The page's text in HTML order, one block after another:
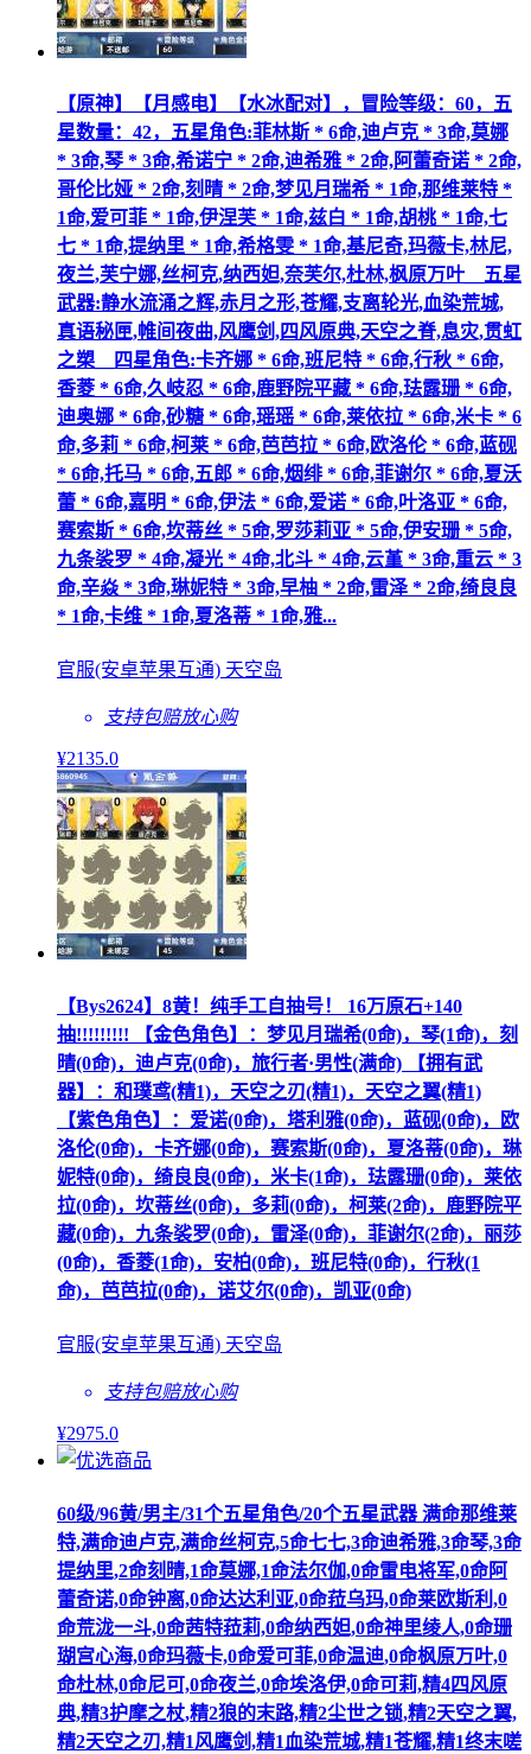
【原神】【月感电】【水冰配对】，冒险等级：60，五
星数量：42，五星角色:菲林斯 * 6命,迪卢克 * 3命,莫娜
* 3命,琴 * 3命,希诺宁 * 2命,迪希雅 * 2命,阿蕾奇诺 * 2命,
哥伦比娅 * 2命,刻晴 * 2命,梦见月瑞希 * 1命,那维莱特 *
1命,爱可菲 * 1命,伊涅芙 * 1命,兹白 * 1命,胡桃 * 1命,七
七 * 1命,提纳里 * 1命,希格雯 * 1命,基尼奇,玛薇卡,林尼,
夜兰,芙宁娜,丝柯克,纳西妲,奈芙尔,杜林,枫原万叶__五星
武器:静水流涌之辉,赤月之形,苍耀,支离轮光,血染荒城,
真语秘匣,帷间夜曲,风鹰剑,四风原典,天空之脊,息灾,贯虹
之槊__四星角色:卡齐娜 * 6命,班尼特 * 6命,行秋 * 6命,
香菱 * 6命,久岐忍 * 6命,鹿野院平藏 * 6命,珐露珊 * 6命,
迪奥娜 * 6命,砂糖 * 6命,瑶瑶 * 6命,莱依拉 * 6命,米卡 * 6
命,多莉 * 6命,柯莱 * 6命,芭芭拉 * 6命,欧洛伦 * 6命,蓝砚
* 6命,托马 * 6命,五郎 * 6命,烟绯 * 6命,菲谢尔 * 6命,夏沃
蕾 * 6命,嘉明 * 6命,伊法 * 6命,爱诺 * 6命,叶洛亚 * 6命,
赛索斯 * 6命,坎蒂丝 * 5命,罗莎莉亚 * 5命,伊安珊 * 5命,
九条裟罗 * 4命,凝光 * 4命,北斗 * 4命,云堇 * 3命,重云 * 3
命,辛焱 * 3命,琳妮特 * 3命,早柚 * 2命,雷泽 * 2命,绮良良
* 1命,卡维 * 1命,夏洛蒂 * 1命,雅...
官服(安卓苹果互通) 天空岛
支持包赔放心购
¥2135.0
【Bys2624】8黄！纯手工自抽号！ 16万原石+140
抽!!!!!!!!! 【金色角色】：梦见月瑞希(0命)，琴(1命)，刻
晴(0命)，迪卢克(0命)，旅行者·男性(满命) 【拥有武
器】：和璞鸢(精1)，天空之刃(精1)，天空之翼(精1)
【紫色角色】：爱诺(0命)，塔利雅(0命)，蓝砚(0命)，欧
洛伦(0命)，卡齐娜(0命)，赛索斯(0命)，夏洛蒂(0命)，琳
妮特(0命)，绮良良(0命)，米卡(1命)，珐露珊(0命)，莱依
拉(0命)，坎蒂丝(0命)，多莉(0命)，柯莱(2命)，鹿野院平
藏(0命)，九条裟罗(0命)，雷泽(0命)，菲谢尔(2命)，丽莎
(0命)，香菱(1命)，安柏(0命)，班尼特(0命)，行秋(1
命)，芭芭拉(0命)，诺艾尔(0命)，凯亚(0命)
官服(安卓苹果互通) 天空岛
支持包赔放心购
¥2975.0
60级/96黄/男主/31个五星角色/20个五星武器 满命那维莱
特,满命迪卢克,满命丝柯克,5命七七,3命迪希雅,3命琴,3命
提纳里,2命刻晴,1命莫娜,1命法尔伽,0命雷电将军,0命阿
蕾奇诺,0命钟离,0命达达利亚,0命菈乌玛,0命莱欧斯利,0
命荒泷一斗,0命茜特菈莉,0命纳西妲,0命神里绫人,0命珊
瑚宫心海,0命玛薇卡,0命爱可菲,0命温迪,0命枫原万叶,0
命杜林,0命尼可,0命夜兰,0命埃洛伊,0命可莉,精4四风原
典,精3护摩之杖,精2狼的末路,精2尘世之锁,精2天空之翼,
精2天空之刃,精1风鹰剑,精1血染荒城,精1苍耀,精1终末嗟